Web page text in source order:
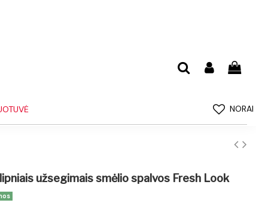
NORAI
užsegimais smėlio spalvos Fresh Look